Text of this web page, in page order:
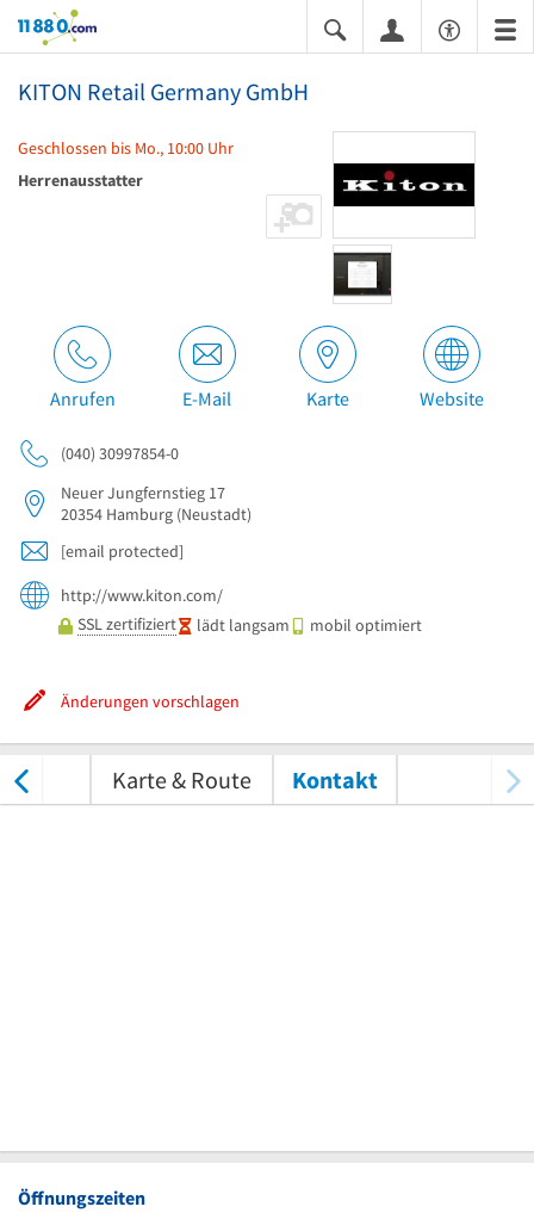
11880.com
KITON Retail Germany GmbH
Geschlossen bis Mo., 10:00 Uhr
Herrenausstatter
Anrufen E-Mail Karte Website
(040) 30997854-0
Neuer Jungfernstieg 17
20354 Hamburg (Neustadt)
[email protected]
http://www.kiton.com/
SSL zertifiziert
lädt langsam mobil optimiert
Änderungen vorschlagen
Karte & Route Kontakt
Öffnungszeiten